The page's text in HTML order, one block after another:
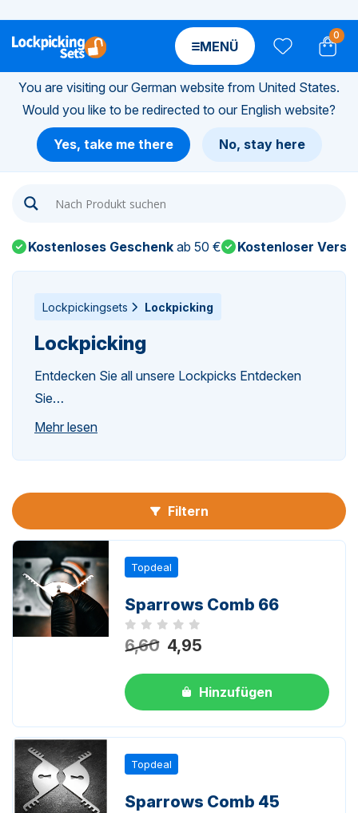
0
MENÜ
You are visiting our German website from United States.
Would you like to be redirected to our English website?
Yes, take me there No, stay here
Kostenloses Geschenk ab 50 € Kostenloser
Lockpickingsets Lockpicking
Lockpicking
Entdecken Sie all unsere Lockpicks Entdecken
Sie…
Mehr lesen
Filtern
Topdeal
Sparrows Comb 66
Noch keine Bewertungen
6,60 4,95
Hinzufügen
Topdeal
Sparrows Comb 45